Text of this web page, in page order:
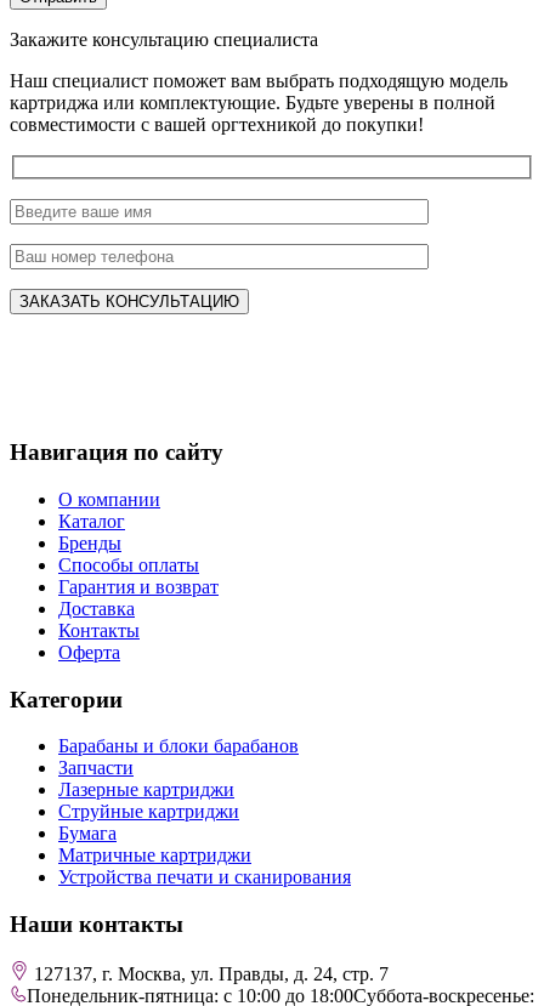
Закажите консультацию специалиста
Наш специалист поможет вам выбрать подходящую модель
картриджа или комплектующие. Будьте уверены в полной
совместимости с вашей оргтехникой до покупки!
Навигация по сайту
О компании
Каталог
Бренды
Способы оплаты
Гарантия и возврат
Доставка
Контакты
Оферта
Категории
Барабаны и блоки барабанов
Запчасти
Лазерные картриджи
Струйные картриджи
Бумага
Матричные картриджи
Устройства печати и сканирования
Наши контакты
127137, г. Москва, ул. Правды, д. 24, стр. 7
Понедельник-пятница: с 10:00 до 18:00Суббота-воскресенье: